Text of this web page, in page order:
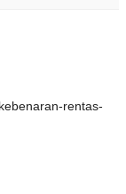
rentas-